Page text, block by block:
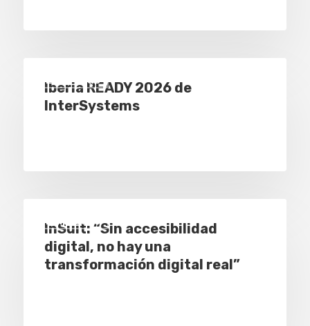
Empresas
Iberia READY 2026 de
InterSystems
Empresas
InSuit: “Sin accesibilidad
digital, no hay una
transformación digital real”